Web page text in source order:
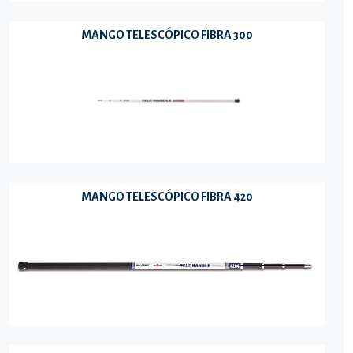
MANGO TELESCÓPICO FIBRA 300
MANGO TELESCÓPICO FIBRA 420